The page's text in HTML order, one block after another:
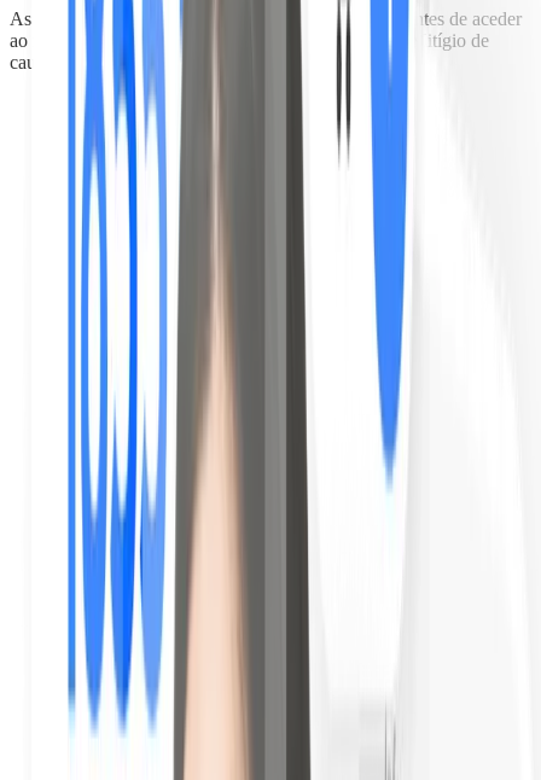
As suas regras aparecem ao abrir. O hóspede valida antes de aceder
ao resto do guia. Prova datada, exportável em caso de litígio de
caução.
Leitura obrigatória ao abrir